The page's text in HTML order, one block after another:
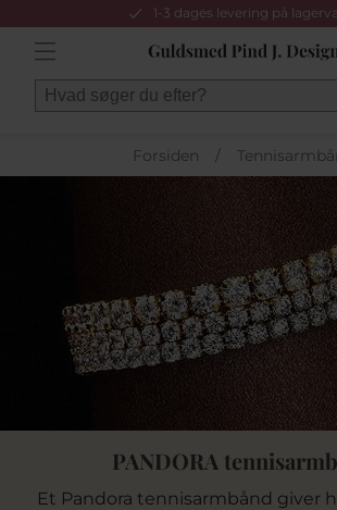
1-3 dages levering på
Forsiden /
PANDORA
Et Pandora tennisarmbånd giver